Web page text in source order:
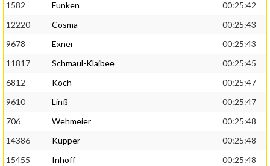
1582 Funken
00:25:42
12220
Cosma
00:25:43
9678
Exner
00:25:43
11817
Schmaul-Klaibee
00:25:45
6812
Koch
00:25:47
9610
Linß
00:25:47
706
Wehmeier
00:25:48
14386
Küpper
00:25:48
15455
Inhoff
00:25:48